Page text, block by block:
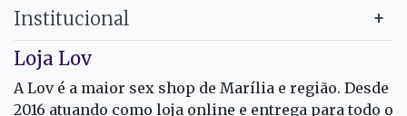
Institucional
Loja Lov
A Lov é a maior sex shop de Marília e região. Desde
2016 atuando como loja online e entrega para todo o